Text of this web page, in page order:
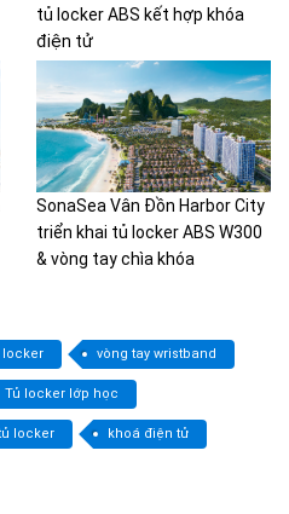
tủ locker ABS kết hợp khóa
điện tử
SonaSea Vân Đồn Harbor City
triển khai tủ locker ABS W300
& vòng tay chìa khóa
locker vòng tay wristband
Tủ locker lớp học
locker khoá điện tử